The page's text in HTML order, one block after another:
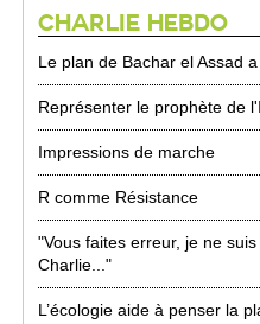
CHARLIE HEBDO
Le plan de Bachar el Assad
Représenter le prophète de
Impressions de marche
R comme Résistance
"Vous faites erreur, je ne
Charlie..."
L’écologie aide à penser la